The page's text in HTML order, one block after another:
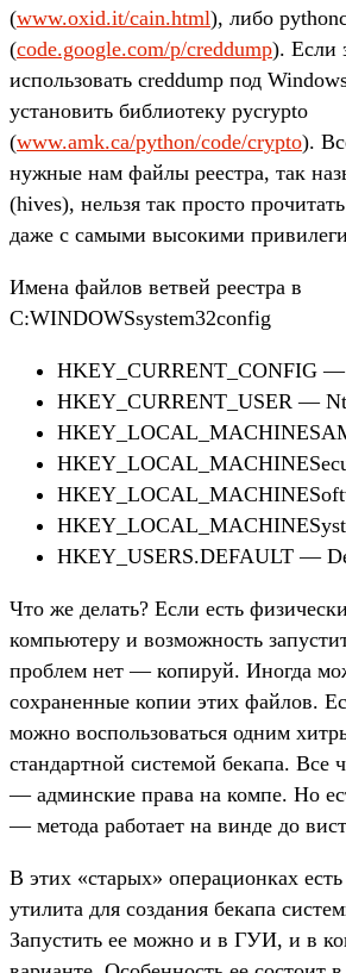
(www.oxid.it/cain.html), либо
(code.google.com/p/creddump). Если
использовать creddump под
установить библиотеку pycrypto
(www.amk.ca/python/code/crypto).
нужные нам файлы реестра, так
(hives), нельзя так просто
даже с самыми высокими
Имена файлов ветвей реестра в
C:WINDOWSsystem32config
HKEY_CURRENT_CONFIG —
HKEY_CURRENT_USER —
HKEY_USERS.DEFAULT —
Что же делать? Если есть
компьютеру и возможность
проблем нет — копируй. Иногда
сохраненные копии этих файлов.
можно воспользоваться одним
стандартной системой бекапа. Все
— админские права на компе. Но
— метода работает на винде до
В этих «старых» операционках
утилита для создания бекапа
Запустить ее можно и в ГУИ, и в